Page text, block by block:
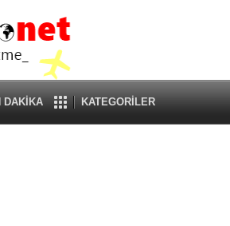
DAKİKA KATEGORİLER